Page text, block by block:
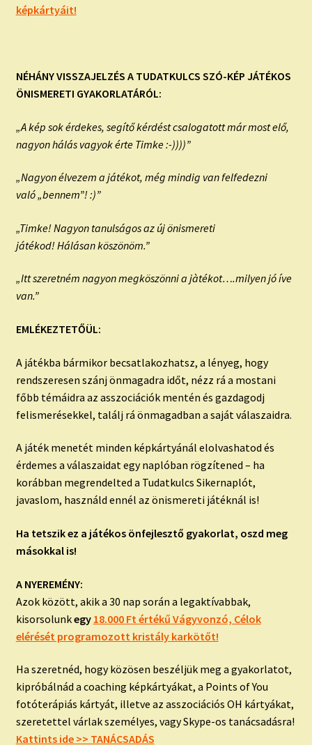
képkártyáit!
NÉHÁNY VISSZAJELZÉS A TUDATKULCS SZÓ-KÉP JÁTÉKOS
ÖNISMERETI GYAKORLATÁRÓL:
„A kép sok érdekes, segítő kérdést csalogatott már most elő,
nagyon hálás vagyok érte Timke :-))))”
„Nagyon élvezem a játékot, még mindig van felfedezni
való „bennem”! :)”
„Timke! Nagyon tanulságos az új önismereti
játékod! Hálásan köszönöm.”
„Itt szeretném nagyon megköszönni a jàtékot….milyen jó íve
van.”
EMLÉKEZTETŐÜL:
A játékba bármikor becsatlakozhatsz, a lényeg, hogy
rendszeresen szánj önmagadra időt, nézz rá a mostani
főbb témáidra az asszociációk mentén és gazdagodj
felismerésekkel, találj rá önmagadban a saját válaszaidra.
A játék menetét minden képkártyánál elolvashatod és
érdemes a válaszaidat egy naplóban rögzítened – ha
korábban megrendelted a Tudatkulcs Sikernaplót,
javaslom, használd ennél az önismereti játéknál is!
Ha tetszik ez a játékos önfejlesztő gyakorlat, oszd meg
másokkal is!
A NYEREMÉNY:
Azok között, akik a 30 nap során a legaktívabbak,
kisorsolunkegy 18.000 Ft értékű Vágyvonzó, Célok
elérését programozott kristály karkötőt!
Ha szeretnéd, hogy közösen beszéljük meg a gyakorlatot,
kipróbálnád a coaching képkártyákat, a Points of You
fotóterápiás kártyát, illetve az asszociációs OH kártyákat,
szeretettel várlak személyes, vagy Skype-os tanácsadásra!
Kattints ide >> TANÁCSADÁS